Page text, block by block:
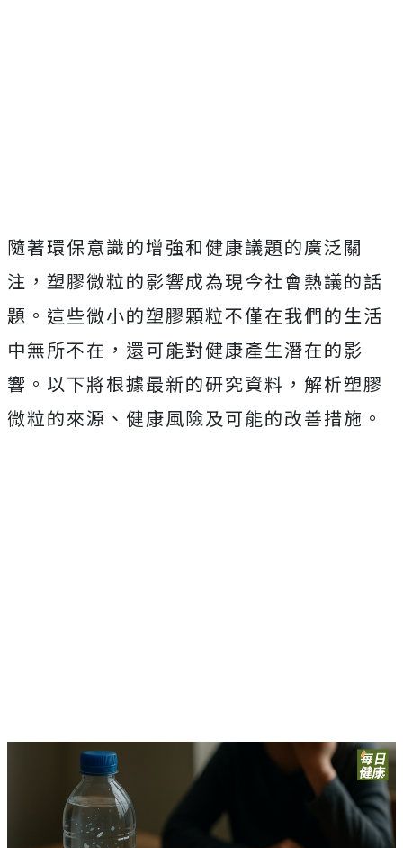
隨著環保意識的增強和健康議題的廣泛關
注，塑膠微粒的影響成為現今社會熱議的話
題。這些微小的塑膠顆粒不僅在我們的生活
中無所不在，還可能對健康產生潛在的影
響。以下將根據最新的研究資料，解析塑膠
微粒的來源、健康風險及可能的改善措施。